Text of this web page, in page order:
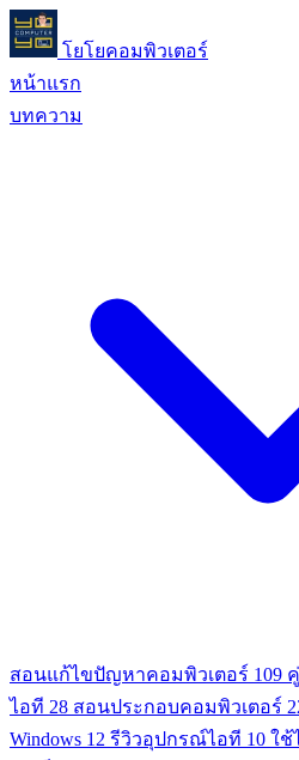
โยโยคอมพิวเตอร์
หน้าแรก
บทความ
สอนแก้ไขปัญหาคอมพิวเตอร์ 109
ไอที 28 สอนประกอบคอมพิวเตอร์
Windows 12 รีวิวอุปกรณ์ไอที 10 ใช้